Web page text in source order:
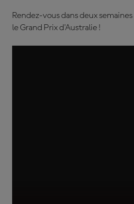
Rendez-vous dans deux
le Grand Prix d'Australie !